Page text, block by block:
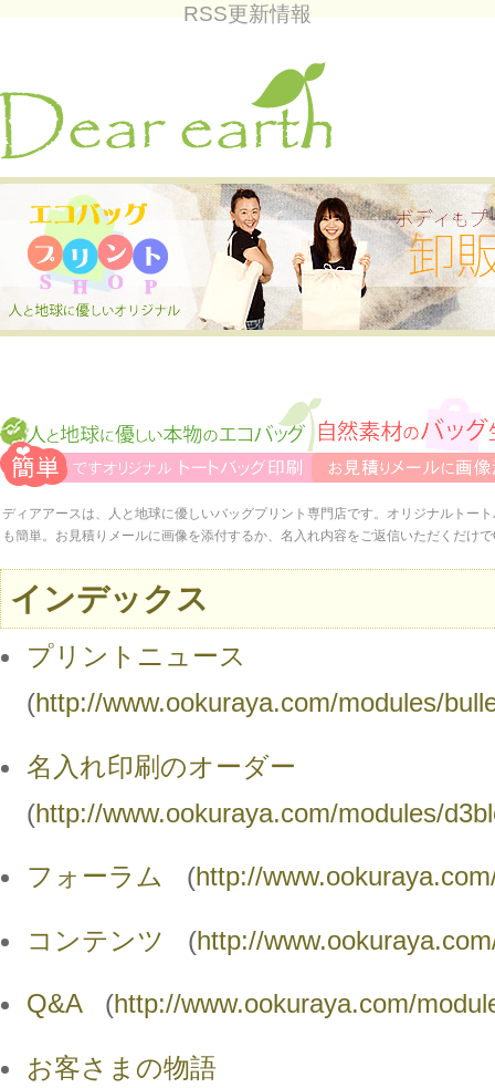
RSS更新情報
ディアアースは、人と地球に優しいバッグプリント専門店です。オリジナルトー
も簡単。お見積りメールに画像を添付するか、名入れ内容をご返信いただくだけ
インデックス
プリントニュース
(http://www.ookuraya.com/modules/
名入れ印刷のオーダー
(http://www.ookuraya.com/modules/
フォーラム (http://
コンテンツ (http://
Q&A(http://www.ookuraya.com/
お客さまの物語